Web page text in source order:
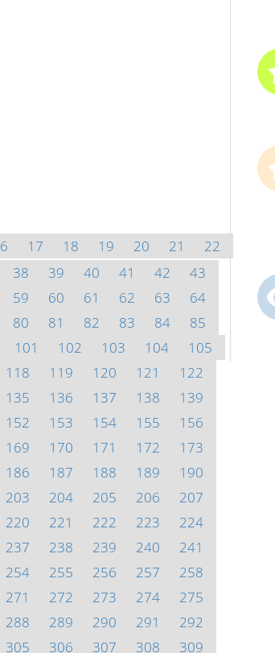
17 18 19 20 21
22
38 39 40 41 42
43
59 60 61 62 63
64
80 81 82 83 84
85
101 102 103 104
105
118 119 120 121
122
135 136 137 138
139
152 153 154 155
156
169 170 171 172
173
186 187 188 189
190
203 204 205 206
207
220 221 222 223
224
237 238 239 240
241
254 255 256 257
258
271 272 273 274
275
288 289 290 291
292
305 306 307 308 309